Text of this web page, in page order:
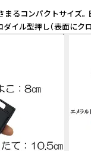
ンパクト
型押し（表面に